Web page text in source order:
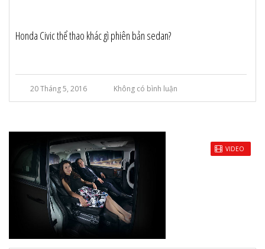
Honda Civic thể thao khác gì phiên bản sedan?
20 Tháng 5, 2016 Không có bình luận
VIDEO